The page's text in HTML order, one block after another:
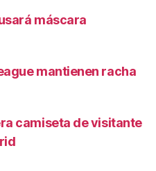
máscara
mantienen racha
camiseta de visitante